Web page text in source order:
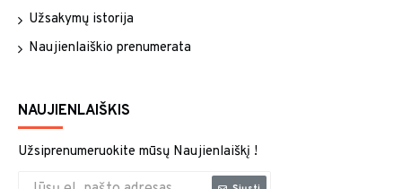
Užsakymų istorija
Naujienlaiškio prenumerata
NAUJIENLAIŠKIS
Užsiprenumeruokite mūsų Naujienlaiškį !